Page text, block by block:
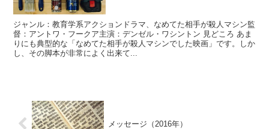
ジャンル：教育学系アクションドラマ、なめてた相手が殺人マシン監
督：アントワ・フークア主演：デンゼル・ワシントン 見どころ あま
りにも典型的な「なめてた相手が殺人マシンでした映画」です。しか
し、その脚本が非常によく出来て...
メッセージ（2016年）